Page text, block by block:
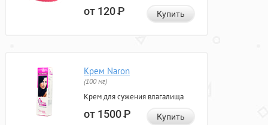
от 120Р Купить
Крем Naron
(100 мг)
Крем для сужения влагалища
от 1500Р Купить